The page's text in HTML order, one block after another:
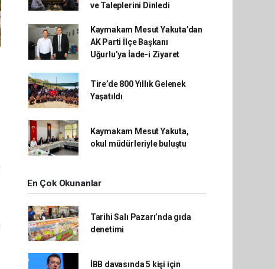
ve Taleplerini Dinledi
Kaymakam Mesut Yakuta’dan
AK Parti İlçe Başkanı
Uğurlu’ya İade-i Ziyaret
Tire’de 800 Yıllık Gelenek
Yaşatıldı
Kaymakam Mesut Yakuta,
okul müdürleriyle buluştu
En Çok Okunanlar
Tarihi Salı Pazarı’nda gıda
denetimi
İBB davasında 5 kişi için